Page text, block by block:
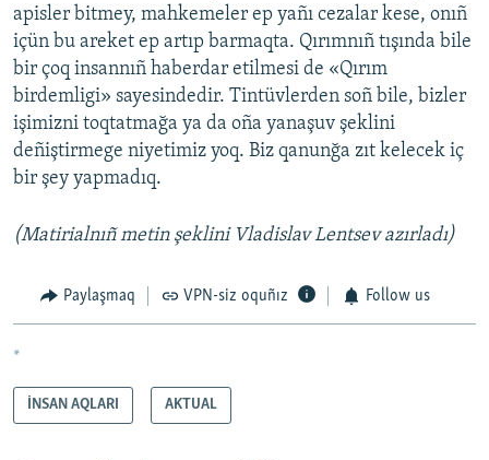
apisler bitmey, mahkemeler ep yañı cezalar kese, onıñ
içün bu areket ep artıp barmaqta. Qırımnıñ tışında bile
bir çoq insannıñ haberdar etilmesi de «Qırım
birdemligi» sayesindedir. Tintüvlerden soñ bile, bizler
işimizni toqtatmağa ya da oña yanaşuv şeklini
deñiştirmege niyetimiz yoq. Biz qanunğa zıt kelecek iç
bir şey yapmadıq.
(Matirialnıñ metin şeklini Vladislav Lentsev azırladı)
Paylaşmaq VPN-siz oquñız Follow us
*
İNSAN AQLARI AKTUAL